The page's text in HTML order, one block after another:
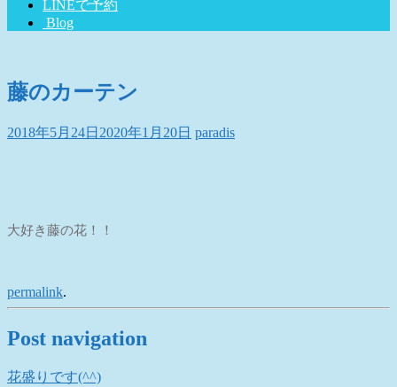
LINEで予約
Blog
藤のカーテン
2018年5月24日 2020年1月20日 paradis
大好き藤の花！！
permalink.
Post navigation
花盛りです(^^)